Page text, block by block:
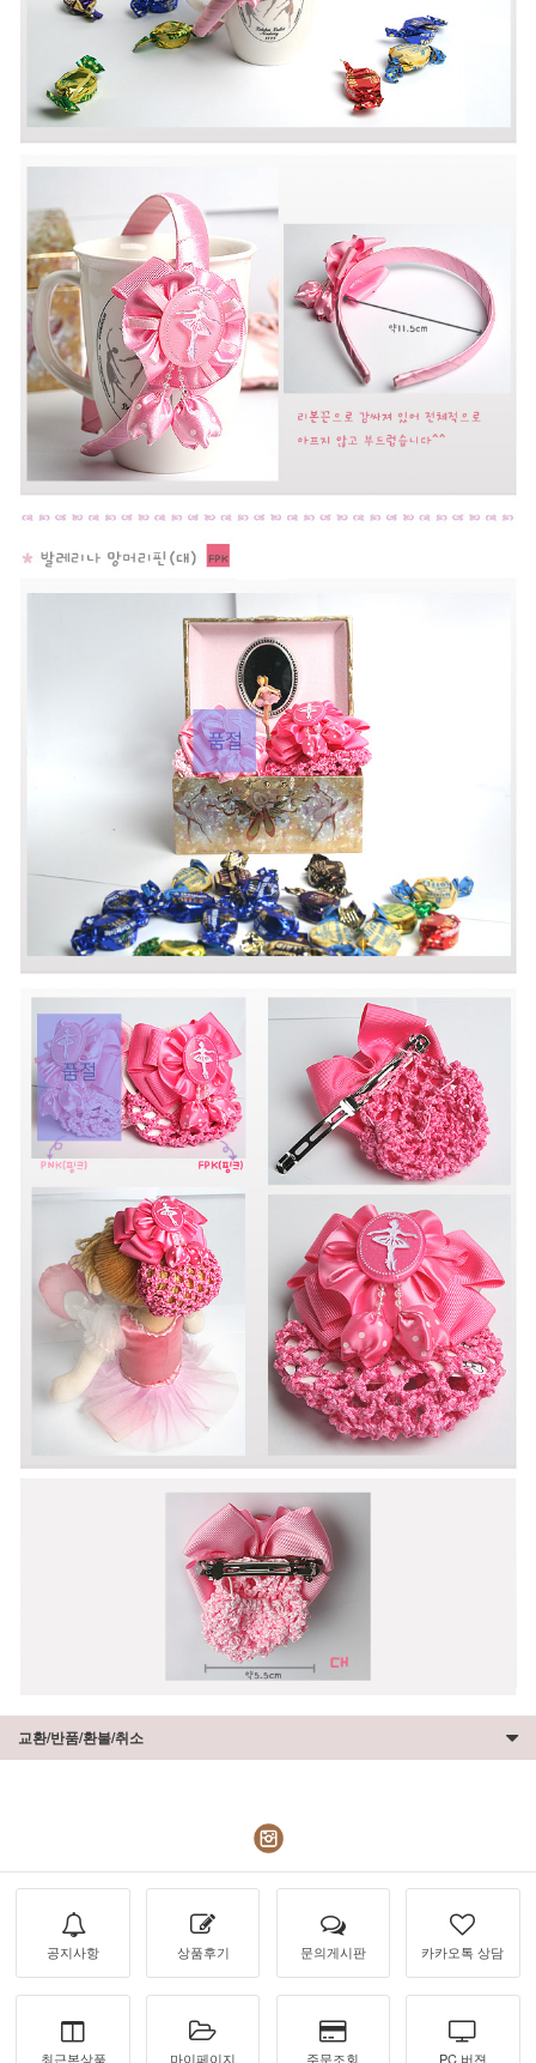
교환/반품/환불/취소
공지사항 상품후기 문의게시판 카카오톡 상담
최근본상품 마이페이지 주문조회 PC 버젼